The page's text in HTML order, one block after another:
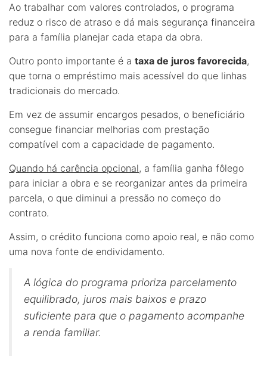
Ao trabalhar com valores controlados, o programa
reduz o risco de atraso e dá mais segurança financeira
para a família planejar cada etapa da obra.
Outro ponto importante é a taxa de juros favorecida,
que torna o empréstimo mais acessível do que linhas
tradicionais do mercado.
Em vez de assumir encargos pesados, o beneficiário
consegue financiar melhorias com prestação
compatível com a capacidade de pagamento.
Quando há carência opcional, a família ganha fôlego
para iniciar a obra e se reorganizar antes da primeira
parcela, o que diminui a pressão no começo do
contrato.
Assim, o crédito funciona como apoio real, e não como
uma nova fonte de endividamento.
A lógica do programa prioriza parcelamento
equilibrado, juros mais baixos e prazo
suficiente para que o pagamento acompanhe
a renda familiar.